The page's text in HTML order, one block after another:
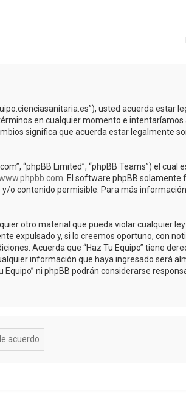
usted acuerda estar
en cualquier momento e
significa que acuerda estar legalmente
“phpBB Limited”, “phpBB Teams”) el cual
. El software phpBB solamente
o contenido permisible. Para más
otro material que pueda violar cualquier ley
expulsado y, si lo creemos oportuno, con
Acuerda que “Haz Tu Equipo” tiene
información que haya ingresado será
ni phpBB podrán considerarse